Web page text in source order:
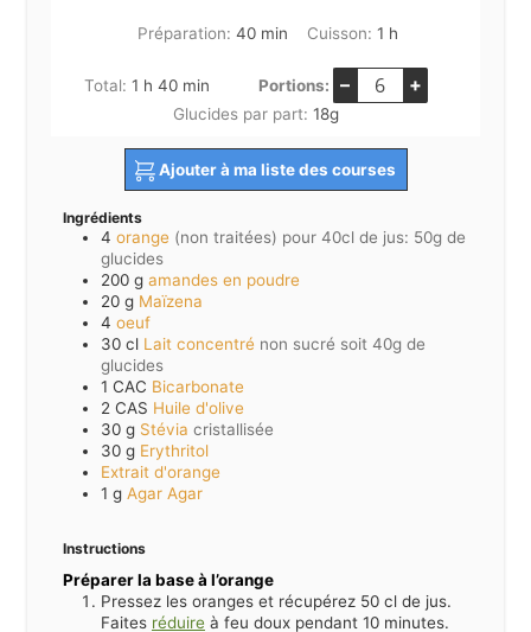
Préparation: 40minutes
min Cuisson: 1 heure
h
Total:1 heure
h 40minutes
min Portions: – +
Glucides par part: 18g
Ajouter à ma liste des courses
Ingrédients
4 orange (non traitées) pour 40cl de jus: 50g de
glucides
200 g amandes en poudre
20 g Maïzena
4 oeuf
30 cl Lait concentré non sucré soit 40g de
glucides
1 CAC Bicarbonate
2 CAS Huile d'olive
30 g Stévia cristallisée
30 g Erythritol
Extrait d'orange
1 g Agar Agar
Instructions
Préparer la base à l’orange
Pressez les oranges et récupérez 50 cl de jus.
Faites réduire à feu doux pendant 10 minutes.